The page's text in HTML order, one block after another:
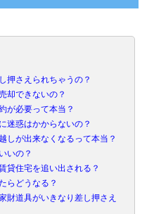
押さえられちゃうの？
却できないの？
が必要って本当？
迷惑はかからないの？
しが出来なくなるって本当？
いの？
貸住宅を追い出される？
らどうなる？
財道具がいきなり差し押さえ